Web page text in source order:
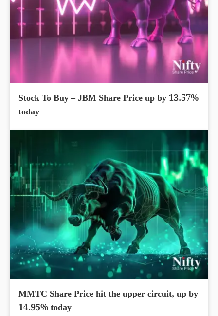
Stock To Buy – JBM Share Price up by 13.57%
today
MMTC Share Price hit the upper circuit, up by
14.95% today